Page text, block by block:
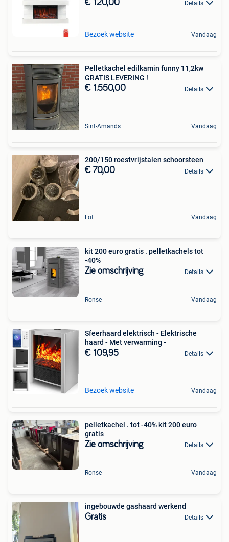
€ 120,00 Details
Bezoek website Vandaag
Pelletkachel edilkamin funny 11,2kw
GRATIS LEVERING !
€ 1.550,00 Details
Sint-Amands Vandaag
200/150 roestvrijstalen schoorsteen
€ 70,00 Details
Lot Vandaag
kit 200 euro gratis . pelletkachels tot
-40%
Zie omschrijving Details
Ronse Vandaag
Sfeerhaard elektrisch - Elektrische
haard - Met verwarming -
€ 109,95 Details
Bezoek website Vandaag
pelletkachel . tot -40% kit 200 euro
gratis
Zie omschrijving Details
Ronse Vandaag
ingebouwde gashaard werkend
Gratis Details